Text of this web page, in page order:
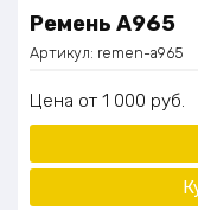
Ремень A965
Артикул: remen-a965
Цена 1 000 руб.